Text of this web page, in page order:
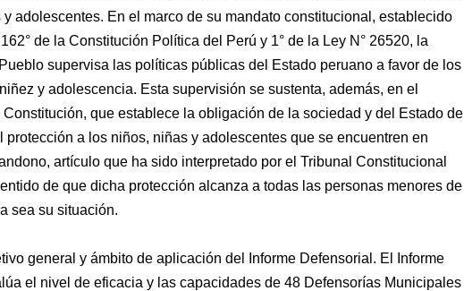
y adolescentes. En el marco de su mandato constitucional, establecido
de la Constitución Política del Perú y 1° de la Ley N° 26520, la
supervisa las políticas públicas del Estado peruano a favor de los
y adolescencia. Esta supervisión se sustenta, además, en el
Constitución, que establece la obligación de la sociedad y del Estado de
protección a los niños, niñas y adolescentes que se encuentren en
artículo que ha sido interpretado por el Tribunal Constitucional
de que dicha protección alcanza a todas las personas menores de
sea su situación.
general y ámbito de aplicación del Informe Defensorial. El Informe
el nivel de eficacia y las capacidades de 48 Defensorías Municipales